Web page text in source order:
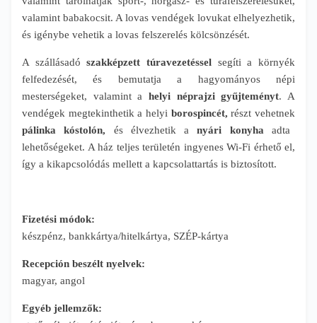
valamint babakocsit. A lovas vendégek lovukat elhelyezhetik,
és igénybe vehetik a lovas felszerelés kölcsönzését.
A szállásadó szakképzett túravezetéssel segíti a környék
felfedezését, és bemutatja a hagyományos népi
mesterségeket, valamint a helyi néprajzi gyűjteményt. A
vendégek megtekinthetik a helyi borospincét, részt vehetnek
pálinka kóstolón, és élvezhetik anyári konyha adta
lehetőségeket. A ház teljes területén ingyenes Wi-Fi érhető el,
így a kikapcsolódás mellett a kapcsolattartás is biztosított.
Fizetési módok:
készpénz, bankkártya/hitelkártya, SZÉP-kártya
Recepción beszélt nyelvek:
magyar, angol
Egyéb jellemzők: